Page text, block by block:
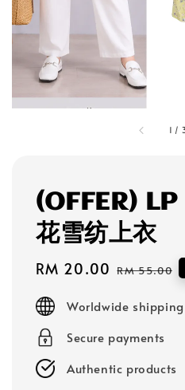
1 /
(OFFER)
花雪纺上衣
Sale
RM 20.00 Regular
RM 55.00
Worldwide shipping
Secure payments
Authentic products